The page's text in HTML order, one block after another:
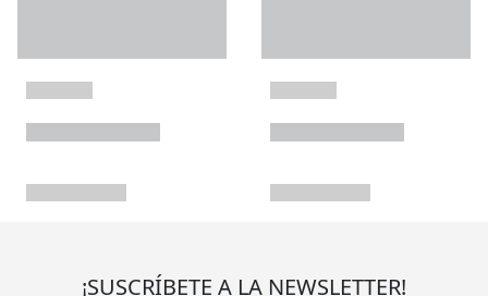
¡SUSCRÍBETE A LA NEWSLETTER!